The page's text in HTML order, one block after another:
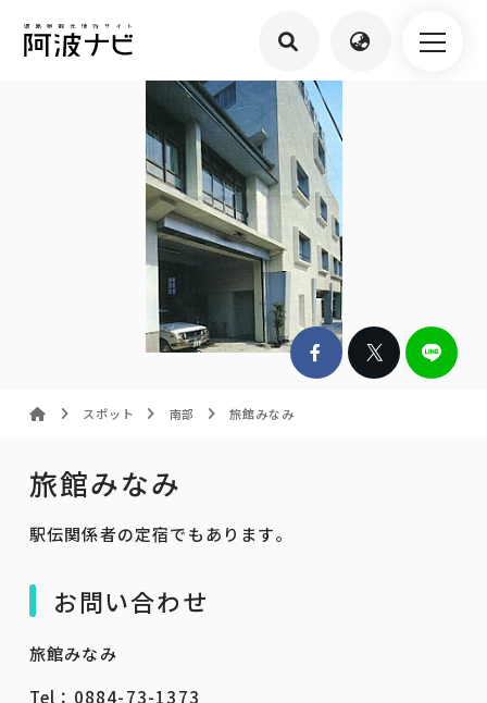
スポット 南部 旅館みなみ
旅館みなみ
駅伝関係者の定宿でもあります。
お問い合わせ
旅館みなみ
Tel：0884-73-1373